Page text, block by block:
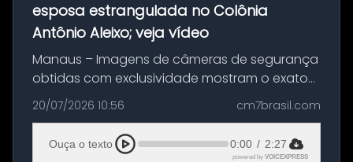
esposa estrangulada no Colônia
Antônio Aleixo; veja vídeo
Manaus – Imagens de câmeras de segurança
obtidas com exclusividade mostram o exato
momento da fuga do principal suspeito da
morte de Larissa Araújo, de 28 anos. O crime
ocorreu na noite deste último d...
20/07/2026 10:56 cm7brasil.com
Ouça o texto 0:00 / 2:27
powered by VOICEXPRESS